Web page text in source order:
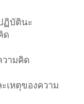
ฏิบัตินะ
ด
ามคิด
เหตุของความ